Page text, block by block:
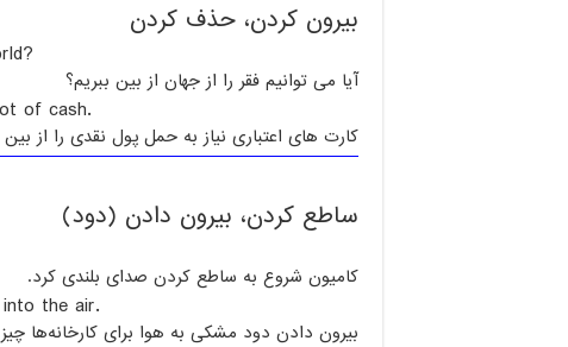
بیرون کردن، حذف کردن
آیا می توانیم فقر را از جهان از بین ببریم؟
of cash.
کارت های اعتباری نیاز به حمل پول نقدی را از
ساطع کردن، بیرون دادن (دود)
کامیون شروع به ساطع کردن صدای بلندی کرد.
the air.
بیرون دادن دود مشکی به هوا برای کارخانه‌ها